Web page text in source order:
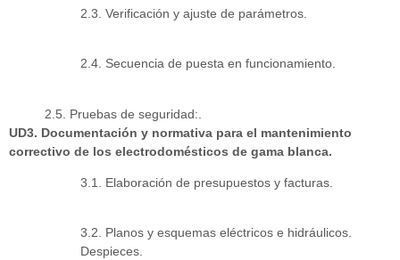
2.3. Verificación y ajuste de parámetros.
2.4. Secuencia de puesta en funcionamiento.
2.5. Pruebas de seguridad:.
UD3. Documentación y normativa para el mantenimiento
correctivo de los electrodomésticos de gama blanca.
3.1. Elaboración de presupuestos y facturas.
3.2. Planos y esquemas eléctricos e hidráulicos.
Despieces.